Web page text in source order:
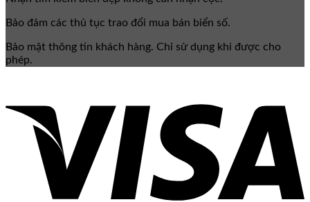
Bảo đảm các thủ tục trao đổi mua bán biển số.
Bảo mật thông tin khách hàng. Chỉ sử dụng khi được cho
phép.